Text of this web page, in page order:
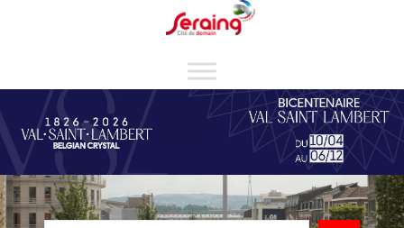
Cookies management panel